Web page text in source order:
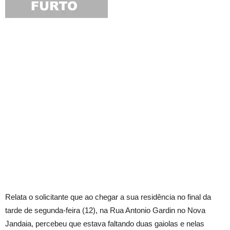
Relata o solicitante que ao chegar a sua residência no final da
tarde de segunda-feira (12), na Rua Antonio Gardin no Nova
Jandaia, percebeu que estava faltando duas gaiolas e nelas